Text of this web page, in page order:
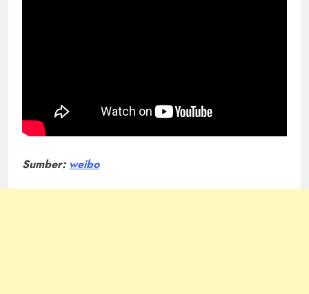
Sumber: weibo